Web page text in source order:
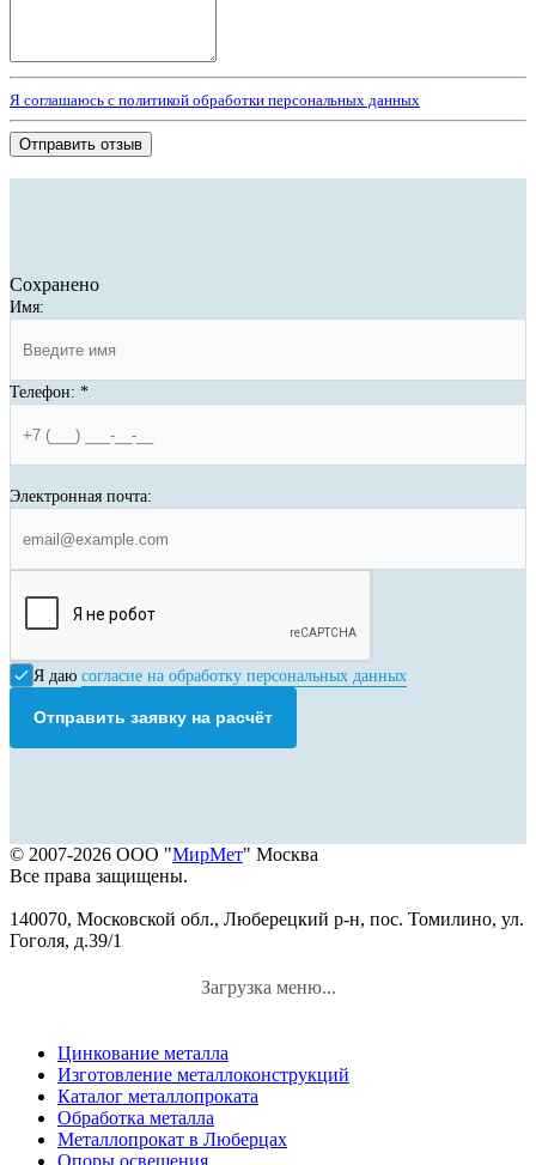
Я соглашаюсь с политикой обработки персональных данных
Отправить отзыв
Сохранено
Имя:
Телефон: *
Электронная почта:
Я даю согласие на обработку персональных данных
Отправить заявку на расчёт
© 2007-2026 ООО "МирМет" Москва
Все права защищены.
140070, Московской обл., Люберецкий р-н, пос. Томилино, ул.
Гоголя, д.39/1
Загрузка меню...
Цинкование металла
Изготовление металлоконструкций
Каталог металлопроката
Обработка металла
Металлопрокат в Люберцах